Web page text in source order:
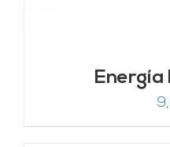
Energía